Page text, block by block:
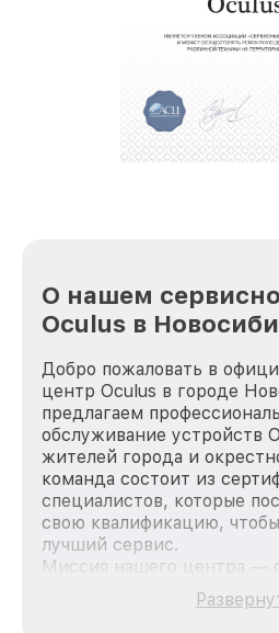
О нашем
Oculus в
Добро пожаловать в
центр Oculus в городе
предлагаем
обслуживание устройств
жителей города и
команда состоит из
специалистов, которые
свою квалификацию,
лучший сервис.
Миссия нашего центра —
качественный и
каждого пользователя